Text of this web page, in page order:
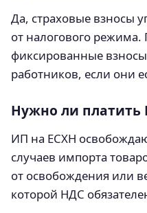
Да, страховые взносы
от налогового
фиксированные взносы
работников, если они
Нужно ли платить
ИП на ЕСХН
случаев импорта
от освобождения или
которой НДС